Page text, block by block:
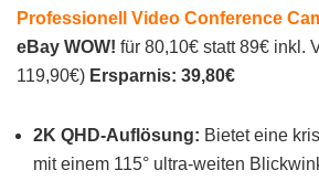
Professionell Video Conference
eBay WOW! für 80,10€ statt 89€ inkl.
119,90€) Ersparnis: 39,80€
2K QHD-Auflösung: Bietet eine
mit einem 115° ultra-weiten